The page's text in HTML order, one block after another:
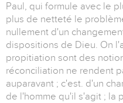
Paul, qui formule avec le
plus de netteté le
nullement d'un
dispositions de Dieu. On
propitiation sont des
réconciliation ne rendent
auparavant ; c'est. d'un
de l'homme qu'il s'agit ; la